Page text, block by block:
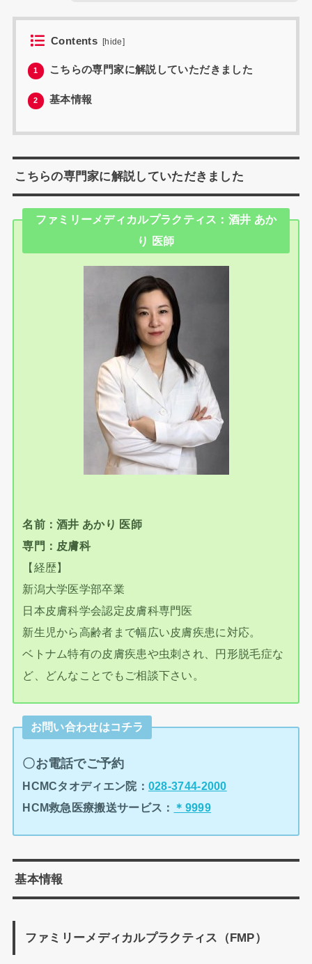
Contents [hide]
1 こちらの専門家に解説していただきました
2 基本情報
こちらの専門家に解説していただきました
ファミリーメディカルプラクティス：酒井 あか
り 医師
名前：酒井 あかり 医師
専門：皮膚科
【経歴】
新潟大学医学部卒業
日本皮膚科学会認定皮膚科専門医
新生児から高齢者まで幅広い皮膚疾患に対応。
ベトナム特有の皮膚疾患や虫刺され、円形脱毛症な
ど、どんなことでもご相談下さい。
お問い合わせはコチラ
〇お電話でご予約
HCMCタオディエン院： 028-3744-2000
HCM救急医療搬送サービス： ＊9999
基本情報
ファミリーメディカルプラクティス（FMP）